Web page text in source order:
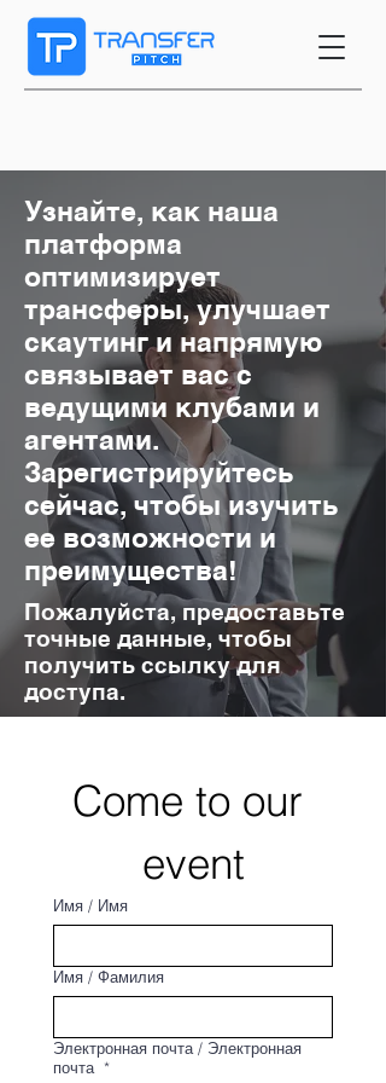
Узнайте, как наша
платформа
оптимизирует
трансферы, улучшает
скаутинг и напрямую
связывает вас с
ведущими клубами и
агентами.
Зарегистрируйтесь
сейчас, чтобы изучить
ее возможности и
преимущества!
Пожалуйста, предоставьте
точные данные, чтобы
получить ссылку для
доступа.
Come to our
event
Имя / Имя
Имя / Фамилия
Электронная почта / Электронная
почта *